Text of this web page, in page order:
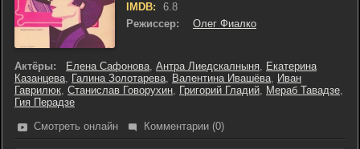
IMDB:
6.8
Режиссер:
Олег Фиалко
Актёры: Елена Сафонова, Антра Лиедскалныня, Екатерина
Казанцева, Галина Золотарева, Валентина Ивашёва, Иван
Гаврилюк, Станислав Говорухин, Григорий Гладий, Мераб Тавадзе,
Гия Перадзе
Смотреть онлайн
Комментарии (0)